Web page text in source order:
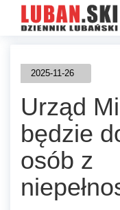
2025-11-26
Urząd
będzie
osób z